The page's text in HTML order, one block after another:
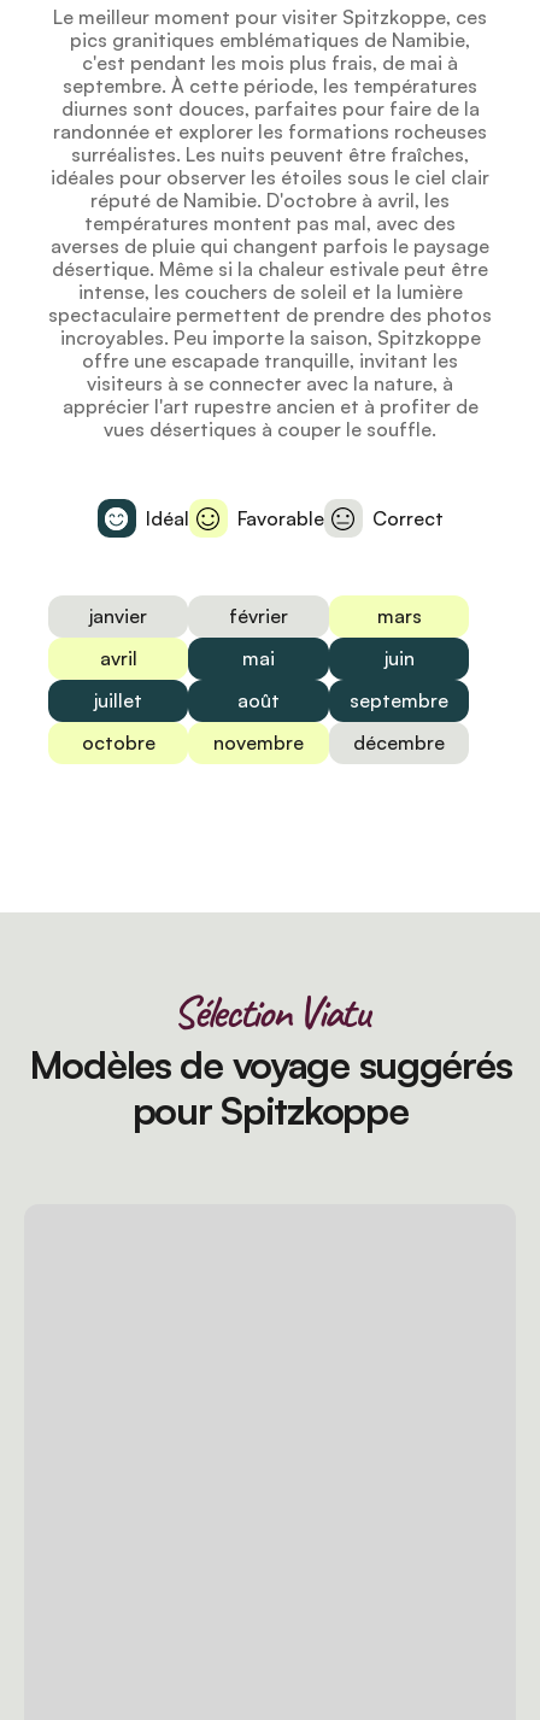
Le meilleur moment pour visiter Spitzkoppe, ces
pics granitiques emblématiques de Namibie,
c'est pendant les mois plus frais, de mai à
septembre. À cette période, les températures
diurnes sont douces, parfaites pour faire de la
randonnée et explorer les formations rocheuses
surréalistes. Les nuits peuvent être fraîches,
idéales pour observer les étoiles sous le ciel clair
réputé de Namibie. D'octobre à avril, les
températures montent pas mal, avec des
averses de pluie qui changent parfois le paysage
désertique. Même si la chaleur estivale peut être
intense, les couchers de soleil et la lumière
spectaculaire permettent de prendre des photos
incroyables. Peu importe la saison, Spitzkoppe
offre une escapade tranquille, invitant les
visiteurs à se connecter avec la nature, à
apprécier l'art rupestre ancien et à profiter de
vues désertiques à couper le souffle.
Idéal Favorable Correct
janvier février
mars
avril
mai
juin
juillet
août
septembre
octobre
novembre décembre
Sélection Viatu
Modèles de voyage suggérés
pour Spitzkoppe